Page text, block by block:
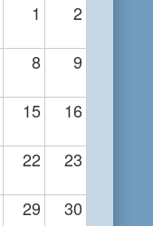
1 2
8 9
15 16
22 23
29 30